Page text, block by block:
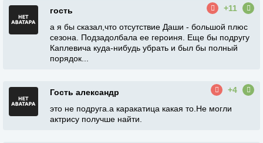
гость
+11
а я бы сказал,что отсутствие Даши - большой плюс
сезона. Подзадолбала ее героиня. Еще бы подругу
Каплевича куда-нибудь убрать и был бы полный
порядок...
Гость александр
+4
это не подруга.а каракатица какая то.Не могли
актрису получше найти.